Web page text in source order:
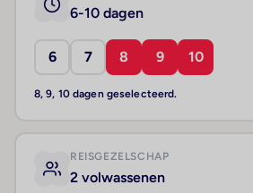
6-10 dagen
6 7 8 9 10
8, 9, 10 dagen geselecteerd.
REISGEZELSCHAP
2 volwassenen